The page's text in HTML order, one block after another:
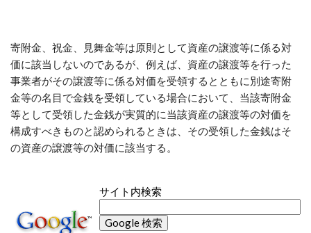
寄附金、祝金、見舞金等は原則として資産の譲渡等に係る対
価に該当しないのであるが、例えば、資産の譲渡等を行った
事業者がその譲渡等に係る対価を受領するとともに別途寄附
金等の名目で金銭を受領している場合において、当該寄附金
等として受領した金銭が実質的に当該資産の譲渡等の対価を
構成すべきものと認められるときは、その受領した金銭はそ
の資産の譲渡等の対価に該当する。
サイト内検索